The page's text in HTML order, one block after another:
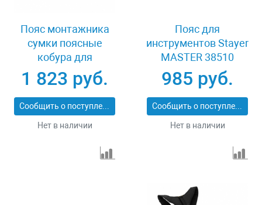
Пояс монтажника
сумки поясные
кобура для
шуруповерта Denzel
90291
1 823 руб.
Сообщить о поступлении
Нет в наличии
Пояс для
инструментов Stayer
MASTER 38510
985 руб.
Сообщить о поступлении
Нет в наличии